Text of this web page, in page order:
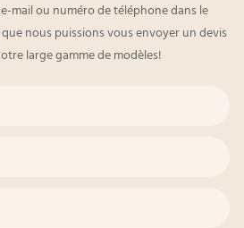
mail ou numéro de téléphone dans le
nous puissions vous envoyer un devis
large gamme de modèles!